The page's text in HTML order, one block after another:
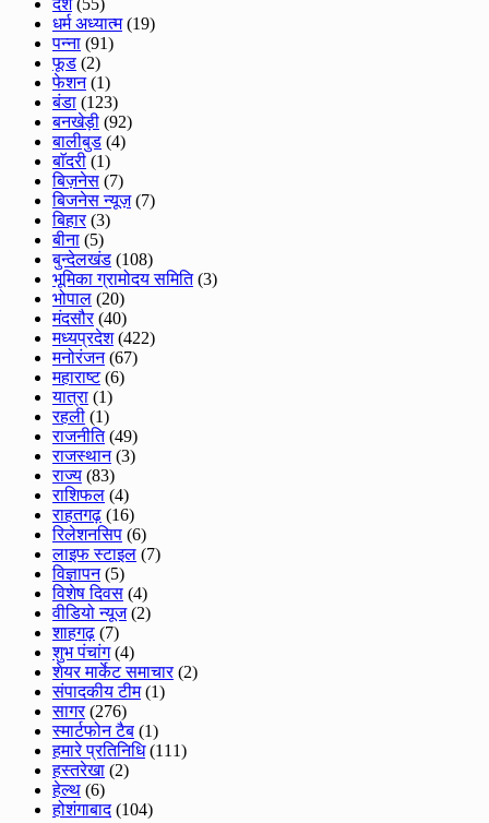
धर्म अध्यात्म(19)
पन्ना (91)
फूड (2)
फेशन(1)
बंडा (123)
बनखेड़ी (92)
बालीबुड (4)
बाॅदरी (1)
बिज़नेस (7)
बिजनेस न्यूज़(7)
बिहार(3)
बीना (5)
बुन्देलखंड (108)
भूमिका ग्रामोदय समिति(3)
भोपाल (20)
मंदसौर(40)
मध्यप्रदेश(422)
मनोरंजन(67)
महाराष्ट(6)
यात्रा (1)
रहली (1)
राजनीति(49)
राजस्थान(3)
राज्य (83)
राशिफल (4)
राहतगढ़ (16)
रिलेशनसिप (6)
लाइफ स्टाइल (7)
विज्ञापन(5)
विशेष दिवस (4)
वीडियो न्यूज(2)
शाहगढ़ (7)
शुभ पंचांग(4)
शेयर मार्केट समाचार(2)
संपादकीय टीम(1)
सागर(276)
स्मार्टफोन टैब (1)
हमारे प्रतिनिधि(111)
हस्तरेखा (2)
हेल्थ (6)
होशंगाबाद(104)